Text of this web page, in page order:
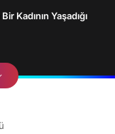
Kadının Yaşadığı